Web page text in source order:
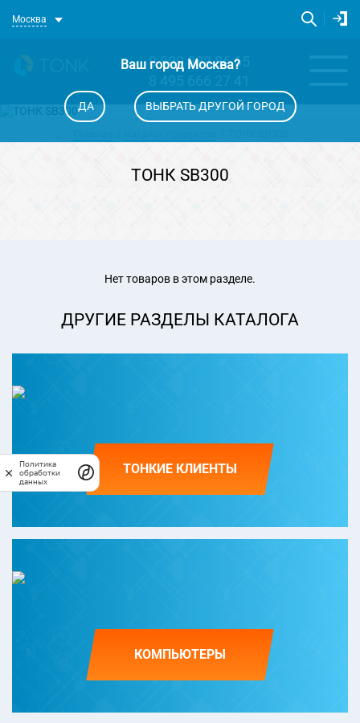
Москва
8 800 333 86 65
8 495 666 27 41
Ваш город Москва?
ДА ВЫБРАТЬ ДРУГОЙ ГОРОД
ТОНК SB300
Нет товаров в этом разделе.
ДРУГИЕ РАЗДЕЛЫ КАТАЛОГА
ТОНКИЕ КЛИЕНТЫ
КОМПЬЮТЕРЫ
Политика
обработки
данных